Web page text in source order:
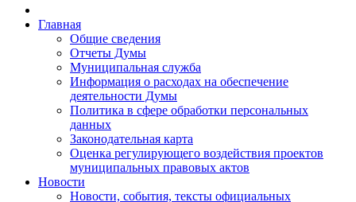
Главная
Общие сведения
Отчеты Думы
Муниципальная служба
Информация о расходах на обеспечение
деятельности Думы
Политика в сфере обработки персональных
данных
Законодательная карта
Оценка регулирующего воздействия проектов
муниципальных правовых актов
Новости
Новости, события, тексты официальных